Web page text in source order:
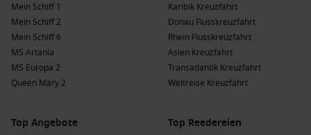
Mein Schiff 1
Mein Schiff 2
Mein Schiff 6
MS Artania
MS Europa 2
Queen Mary 2
Karibik Kreuzfahrt
Donau Flusskreuzfahrt
Rhein Flusskreuzfahrt
Asien Kreuzfahrt
Transatlantik Kreuzfahrt
Weltreise Kreuzfahrt
Top Angebote Top Reedereien